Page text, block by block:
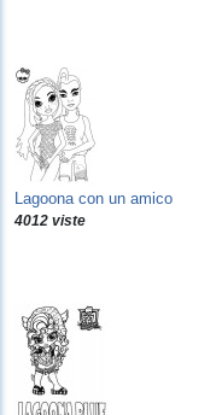
Lagoona con un amico
4012 viste